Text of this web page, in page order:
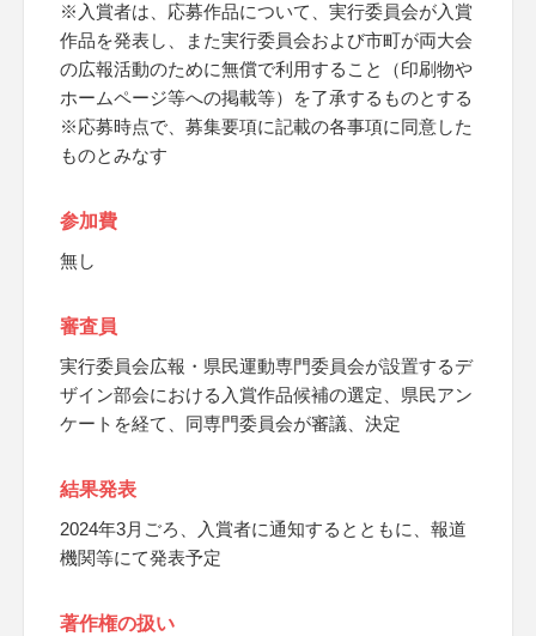
※入賞者は、応募作品について、実行委員会が入賞
作品を発表し、また実行委員会および市町が両大会
の広報活動のために無償で利用すること（印刷物や
ホームページ等への掲載等）を了承するものとする
※応募時点で、募集要項に記載の各事項に同意した
ものとみなす
参加費
無し
審査員
実行委員会広報・県民運動専門委員会が設置するデ
ザイン部会における入賞作品候補の選定、県民アン
ケートを経て、同専門委員会が審議、決定
結果発表
2024年3月ごろ、入賞者に通知するとともに、報道
機関等にて発表予定
著作権の扱い